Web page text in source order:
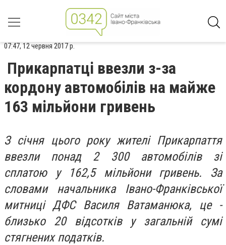
07:47, 12 червня 2017 р.
Прикарпатці ввезли з-за
кордону автомобілів на майже
163 мільйони гривень
З січня цього року жителі Прикарпаття
ввезли понад 2 300 автомобілів зі
сплатою у 162,5 мільйони гривень. За
словами начальника Івано-Франківської
митниці ДФС Василя Ватаманюка, це -
близько 20 відсотків у загальній сумі
стягнених податків.